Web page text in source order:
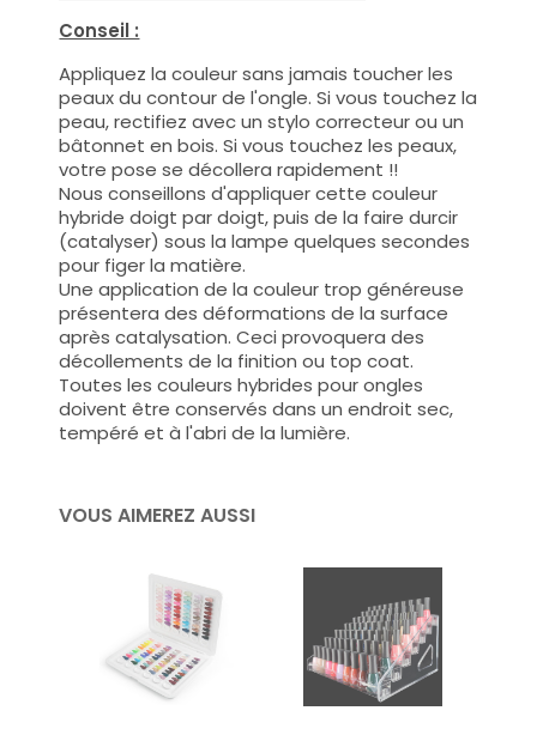
Conseil :
Appliquez la couleur sans jamais toucher les
peaux du contour de l'ongle. Si vous touchez la
peau, rectifiez avec un stylo correcteur ou un
bâtonnet en bois. Si vous touchez les peaux,
votre pose se décollera rapidement !!
Nous conseillons d'appliquer cette couleur
hybride doigt par doigt, puis de la faire durcir
(catalyser) sous la lampe quelques secondes
pour figer la matière.
Une application de la couleur trop généreuse
présentera des déformations de la surface
après catalysation. Ceci provoquera des
décollements de la finition ou top coat.
Toutes les couleurs hybrides pour ongles
doivent être conservés dans un endroit sec,
tempéré et à l'abri de la lumière.
VOUS AIMEREZ AUSSI